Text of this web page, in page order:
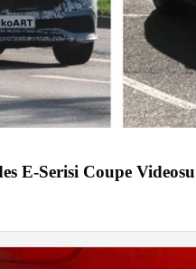
E-Serisi Coupe